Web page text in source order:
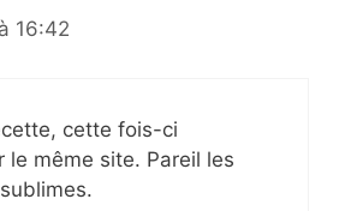
16:42
cette fois-ci
le même site. Pareil les